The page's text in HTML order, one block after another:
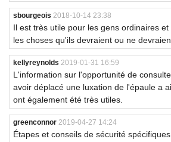
sbourgeois 2018-10-14 23:38
Il est très utile pour les gens ordinaires
les choses qu'ils devraient ou ne
kellyreynolds 2019-01-31 16:59
L'information sur l'opportunité de
avoir déplacé une luxation de l'épaule a
ont également été très utiles.
greenconnor 2019-04-27 14:24
Étapes et conseils de sécurité